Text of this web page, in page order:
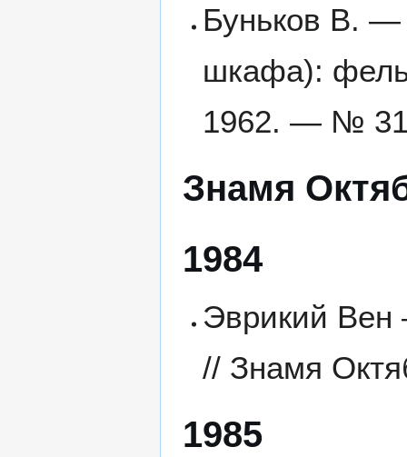
Буньков В. —
шкафа):
1962. — №
Знамя
1984
Эврикий Вен
// Знамя
1985